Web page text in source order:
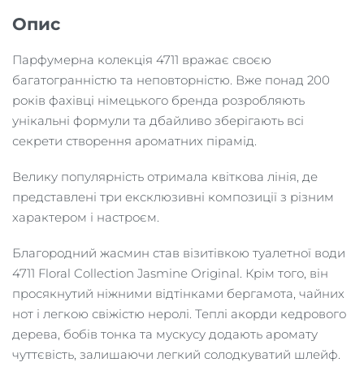
Опис
Парфумерна колекція 4711 вражає своєю
багатогранністю та неповторністю. Вже понад 200
років фахівці німецького бренда розробляють
унікальні формули та дбайливо зберігають всі
секрети створення ароматних пірамід.
Велику популярність отримала квіткова лінія, де
представлені три ексклюзивні композиції з різним
характером і настроєм.
Благородний жасмин став візитівкою туалетної води
4711 Floral Collection Jasmine Original. Крім того, він
просякнутий ніжними відтінками бергамота, чайних
нот і легкою свіжістю неролі. Теплі акорди кедрового
дерева, бобів тонка та мускусу додають аромату
чуттєвість, залишаючи легкий солодкуватий шлейф.